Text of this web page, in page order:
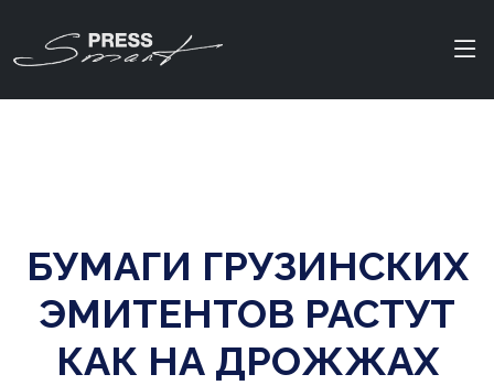
БУМАГИ ГРУЗИНСКИХ
ЭМИТЕНТОВ РАСТУТ
КАК НА ДРОЖЖАХ